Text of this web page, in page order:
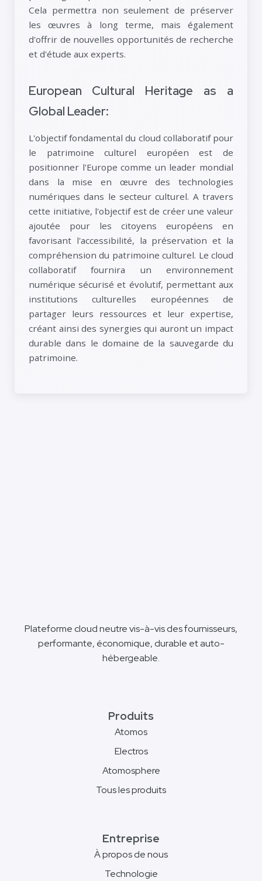
Cela permettra non seulement de préserver
les œuvres à long terme, mais également
d'offrir de nouvelles opportunités de recherche
et d'étude aux experts.
European Cultural Heritage as a
Global Leader:
L'objectif fondamental du cloud collaboratif pour
le patrimoine culturel européen est de
positionner l'Europe comme un leader mondial
dans la mise en œuvre des technologies
numériques dans le secteur culturel. A travers
cette initiative, l'objectif est de créer une valeur
ajoutée pour les citoyens européens en
favorisant l'accessibilité, la préservation et la
compréhension du patrimoine culturel. Le cloud
collaboratif fournira un environnement
numérique sécurisé et évolutif, permettant aux
institutions culturelles européennes de
partager leurs ressources et leur expertise,
créant ainsi des synergies qui auront un impact
durable dans le domaine de la sauvegarde du
patrimoine.
Plateforme cloud neutre vis-à-vis des fournisseurs,
performante, économique, durable et auto-
hébergeable.
Produits
Atomos
Electros
Atomosphere
Tous les produits
Entreprise
À propos de nous
Technologie